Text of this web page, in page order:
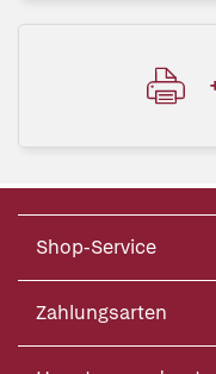
Shop-Service
Zahlungsarten